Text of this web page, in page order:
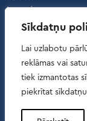
Sīkdatņu
Lai uzlabotu
reklāmas vai
tiek izmantotas
piekrītat
Jaunumi
Akcijas
Atsauksmes
Atsauksmes